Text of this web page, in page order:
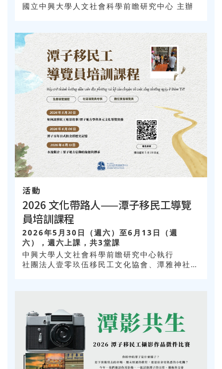
國立中興大學人文社會科學前瞻研究中心 主辦
活動
2026 文化帶路人——潭子移民工導覽
員培訓課程
2026年5月30日（週六）至6月13日（週
六），週六上課，共3堂課
中興大學人文社會科學前瞻研究中心執行
社團法人壹零玖伍移民工文化協會、潭雅神社區